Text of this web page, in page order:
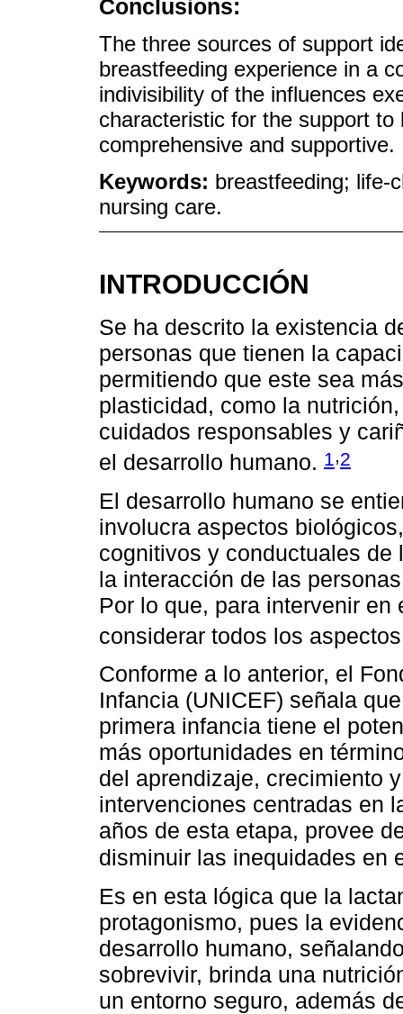
Conclusions:
The three sources of support
breastfeeding experience in a
indivisibility of the influences
characteristic for the support
comprehensive and supportive.
Keywords: breastfeeding; life-
nursing care.
INTRODUCCIÓN
Se ha descrito la existencia
personas que tienen la
permitiendo que este sea
plasticidad, como la
cuidados responsables y
el desarrollo humano. 1,2
El desarrollo humano se
involucra aspectos
cognitivos y conductuales
la interacción de las
Por lo que, para intervenir
considerar todos los
Conforme a lo anterior, el
Infancia (UNICEF) señala
primera infancia tiene el
más oportunidades en
del aprendizaje, crecimiento
intervenciones centradas en
años de esta etapa, provee
disminuir las inequidades en
Es en esta lógica que la
protagonismo, pues la
desarrollo humano,
sobrevivir, brinda una
un entorno seguro, además